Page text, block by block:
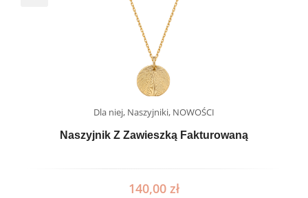
Dla niej, Naszyjniki, NOWOŚCI
Naszyjnik Z Zawieszką Fakturowaną
140,00 zł